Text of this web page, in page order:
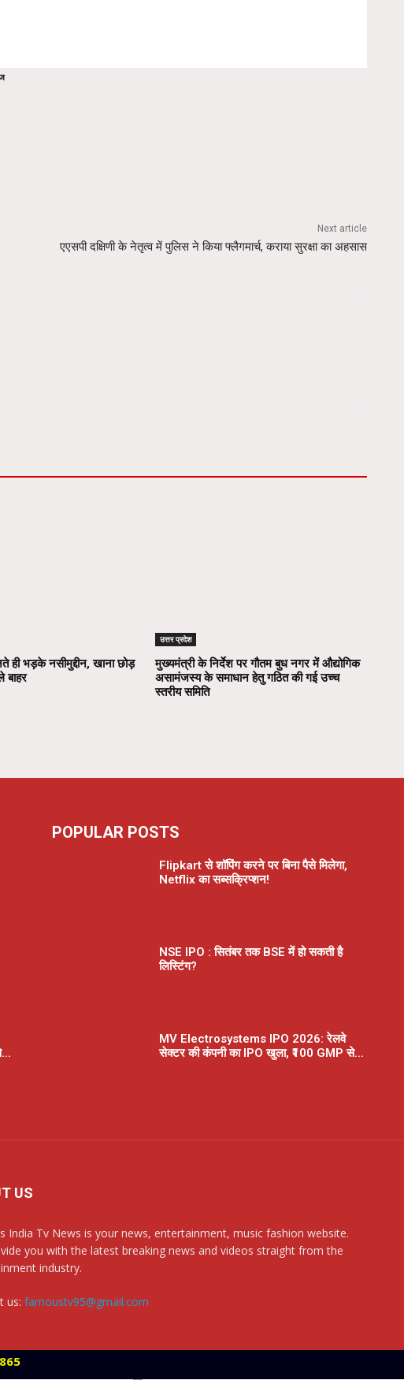
Next article
एएसपी दक्षिणी के नेतृत्व में पुलिस ने किया फ्लैगमार्च, कराया सुरक्षा का अहसास
ही भड़के नसीमुद्दीन, खाना छोड़
बाहर
उत्तर प्रदेश
मुख्यमंत्री के निर्देश पर गौतम बुध नगर में औद्योगिक
असामंजस्य के समाधान हेतु गठित की गई उच्च
स्तरीय समिति
POPULAR POSTS
Flipkart से शॉपिंग करने पर बिना पैसे मिलेगा,
Netflix का सब्सक्रिप्शन!
NSE IPO : सितंबर तक BSE में हो सकती है
लिस्टिंग?
MV Electrosystems IPO 2026: रेलवे
सेक्टर की कंपनी का IPO खुला, ₹100 GMP से...
US
India Tv News is your news, entertainment, music fashion website.
you with the latest breaking news and videos straight from the
industry.
us: famoustv95@gmail.com